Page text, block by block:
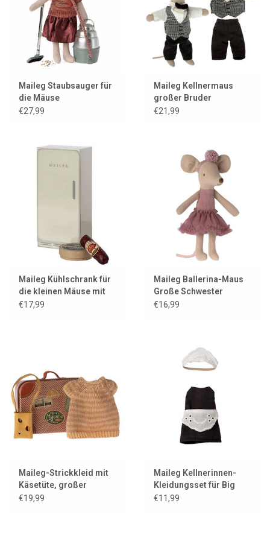
Maileg Staubsauger für
die Mäuse
€27,99
Maileg Kellnermaus
großer Bruder
€21,99
Maileg Kühlschrank für
die kleinen Mäuse mit
Wurst und Camembert
€17,99
Maileg Ballerina-Maus
Große Schwester
Heather
€16,99
Maileg-Strickkleid mit
Käsetüte, großer
Schwestermaus und
€19,99
Maileg Kellnerinnen-
Kleidungsset für Big
Sister Maus
€11,99